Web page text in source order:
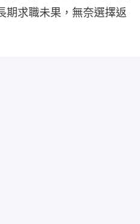
期求職未果，無奈選擇返